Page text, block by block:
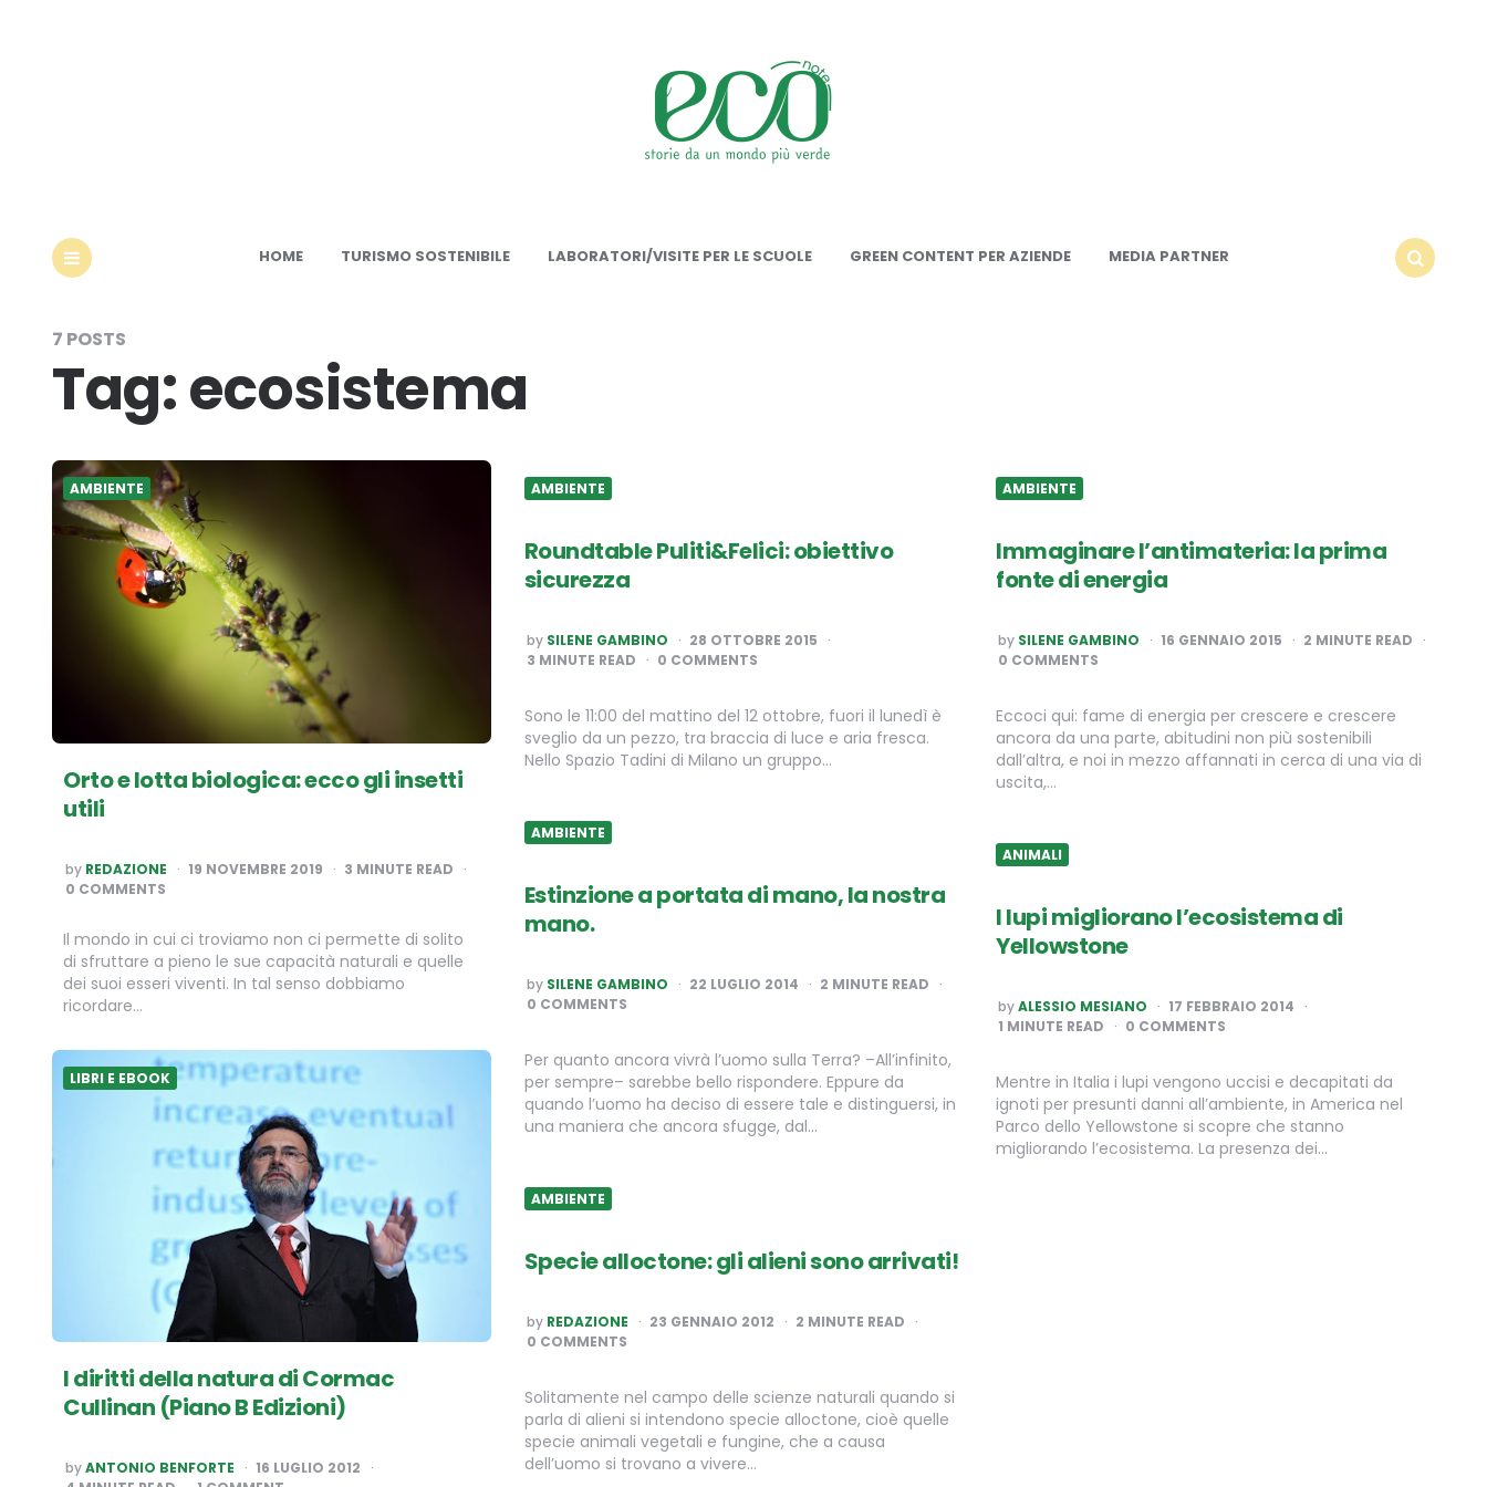
HOME TURISMO SOSTENIBILE LABORATORI/VISITE PER LE SCUOLE GREEN CONTENT PER AZIENDE
MEDIA PARTNER
7 POSTS
Tag:ecosistema
AMBIENTE
Orto e lotta biologica: ecco gli insetti
utili
POSTED
BY
by REDAZIONE 19 NOVEMBRE 2019 3 MINUTE READ
0 COMMENTS
Il mondo in cui ci troviamo non ci permette di solito
di sfruttare a pieno le sue capacità naturali e quelle
dei suoi esseri viventi. In tal senso dobbiamo
ricordare…
AMBIENTE
Roundtable Puliti&Felici: obiettivo
sicurezza
POSTED
BY
by SILENE GAMBINO
28 OTTOBRE 2015
3 MINUTE READ 0 COMMENTS
Sono le 11:00 del mattino del 12 ottobre, fuori il lunedì è
sveglio da un pezzo, tra braccia di luce e aria fresca.
Nello Spazio Tadini di Milano un gruppo…
AMBIENTE
Immaginare l’antimateria: la prima
fonte di energia
POSTED
BY
by SILENE GAMBINO 16 GENNAIO 2015 2 MINUTE READ
0 COMMENTS
Eccoci qui: fame di energia per crescere e crescere
ancora da una parte, abitudini non più sostenibili
dall’altra, e noi in mezzo affannati in cerca di una via di
uscita,…
AMBIENTE
Estinzione a portata di mano, la nostra
mano.
POSTED
BY
by SILENE GAMBINO 22 LUGLIO 2014 2 MINUTE READ
0 COMMENTS
Per quanto ancora vivrà l’uomo sulla Terra? –All’infinito,
per sempre– sarebbe bello rispondere. Eppure da
quando l’uomo ha deciso di essere tale e distinguersi, in
una maniera che ancora sfugge, dal…
ANIMALI
I lupi migliorano l’ecosistema di
Yellowstone
POSTED
BY
byALESSIO MESIANO
17 FEBBRAIO 2014
1 MINUTE READ 0 COMMENTS
Mentre in Italia i lupi vengono uccisi e decapitati da
ignoti per presunti danni all’ambiente, in America nel
Parco dello Yellowstone si scopre che stanno
migliorando l’ecosistema. La presenza dei…
LIBRI E EBOOK
I diritti della natura di Cormac
Cullinan (Piano B Edizioni)
POSTED
BY
byANTONIO BENFORTE
16 LUGLIO 2012
AMBIENTE
Specie alloctone: gli alieni sono arrivati!
POSTED
BY
by REDAZIONE 23 GENNAIO 2012 2 MINUTE READ
0 COMMENTS
Solitamente nel campo delle scienze naturali quando si
parla di alieni si intendono specie alloctone, cioè quelle
specie animali vegetali e fungine, che a causa
dell’uomo si trovano a vivere…